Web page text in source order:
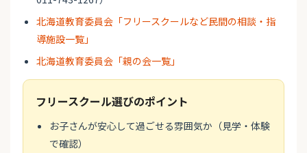
北海道教育委員会「フリースクールなど民間の相談・指
導施設一覧」
北海道教育委員会「親の会一覧」
フリースクール選びのポイント
お子さんが安心して過ごせる雰囲気か（見学・体験
で確認）